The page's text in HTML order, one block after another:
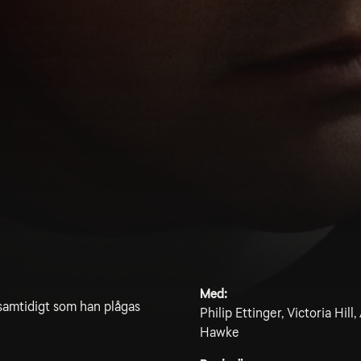
som han plågas
Med:
Philip Ettinger, Victoria Hill,
Hawke